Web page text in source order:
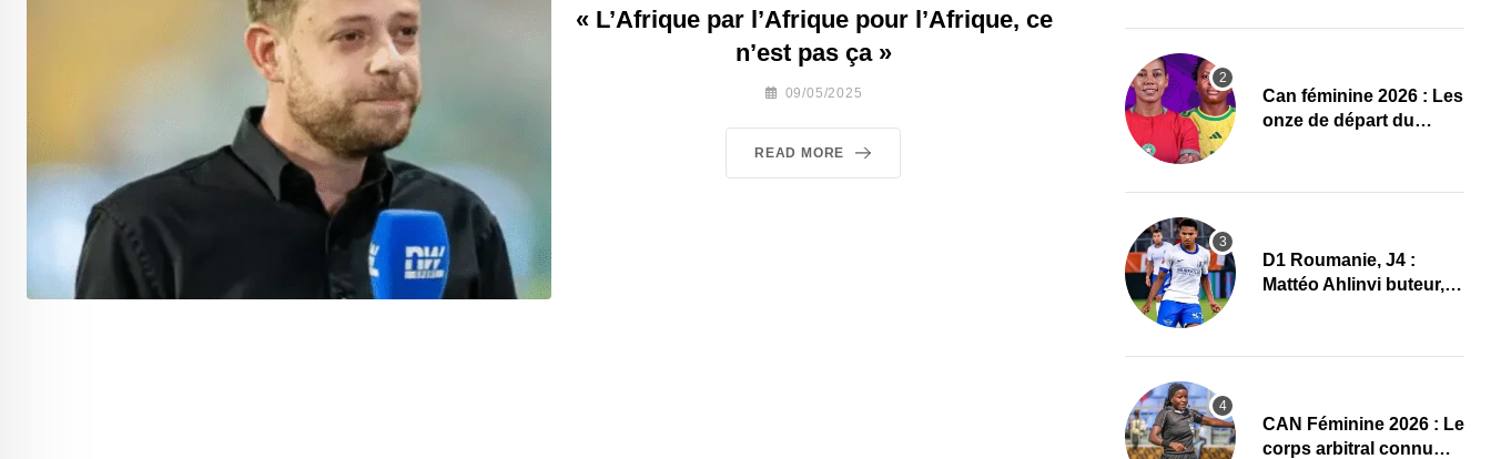
« L’Afrique par l’Afrique pour l’Afrique, ce
n’est pas ça »
09/05/2025
READ MORE
‎Can féminine 2026 : Les
onze de départ du
D1 Roumanie, J4 :
Mattéo Ahlinvi buteur,
‎CAN Féminine 2026 : Le
corps arbitral connu